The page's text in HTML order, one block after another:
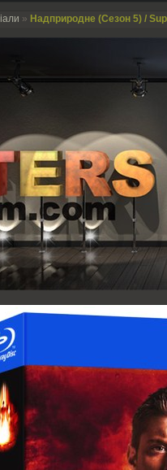
» Надприродне (Сезон 5) /